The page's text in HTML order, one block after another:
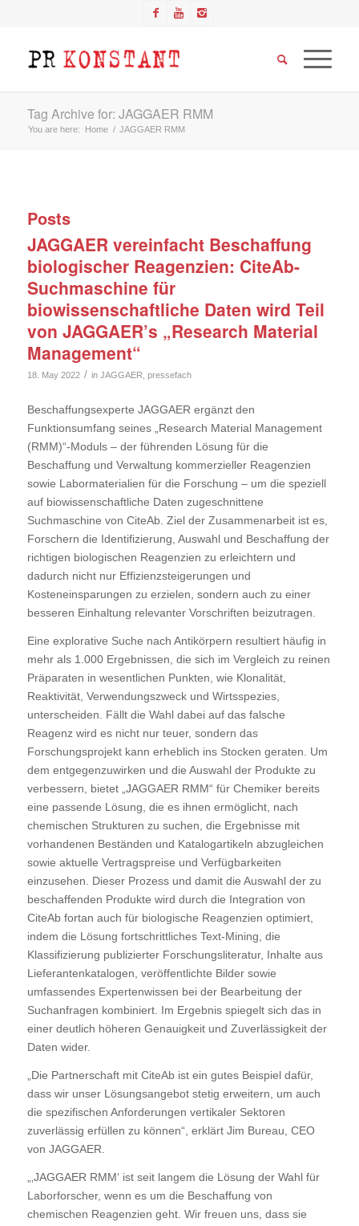
Tag Archive for: JAGGAER RMM
You are here: Home / JAGGAER RMM
Posts
JAGGAER vereinfacht Beschaffung
biologischer Reagenzien: CiteAb-
Suchmaschine für
biowissenschaftliche Daten wird Teil
von JAGGAER’s „Research Material
Management“
18. May 2022 / in JAGGAER pressefach
Beschaffungsexperte JAGGAER ergänzt den
Funktionsumfang seines „Research Material Management
(RMM)“-Moduls – der führenden Lösung für die
Beschaffung und Verwaltung kommerzieller Reagenzien
sowie Labormaterialien für die Forschung – um die speziell
auf biowissenschaftliche Daten zugeschnittene
Suchmaschine von CiteAb. Ziel der Zusammenarbeit ist es,
Forschern die Identifizierung, Auswahl und Beschaffung der
richtigen biologischen Reagenzien zu erleichtern und
dadurch nicht nur Effizienzsteigerungen und
Kosteneinsparungen zu erzielen, sondern auch zu einer
besseren Einhaltung relevanter Vorschriften beizutragen.
Eine explorative Suche nach Antikörpern resultiert häufig in
mehr als 1.000 Ergebnissen, die sich im Vergleich zu reinen
Präparaten in wesentlichen Punkten, wie Klonalität,
Reaktivität, Verwendungszweck und Wirtsspezies,
unterscheiden. Fällt die Wahl dabei auf das falsche
Reagenz wird es nicht nur teuer, sondern das
Forschungsprojekt kann erheblich ins Stocken geraten. Um
dem entgegenzuwirken und die Auswahl der Produkte zu
verbessern, bietet „JAGGAER RMM“ für Chemiker bereits
eine passende Lösung, die es ihnen ermöglicht, nach
chemischen Strukturen zu suchen, die Ergebnisse mit
vorhandenen Beständen und Katalogartikeln abzugleichen
sowie aktuelle Vertragspreise und Verfügbarkeiten
einzusehen. Dieser Prozess und damit die Auswahl der zu
beschaffenden Produkte wird durch die Integration von
CiteAb fortan auch für biologische Reagenzien optimiert,
indem die Lösung fortschrittliches Text-Mining, die
Klassifizierung publizierter Forschungsliteratur, Inhalte aus
Lieferantenkatalogen, veröffentlichte Bilder sowie
umfassendes Expertenwissen bei der Bearbeitung der
Suchanfragen kombiniert. Im Ergebnis spiegelt sich das in
einer deutlich höheren Genauigkeit und Zuverlässigkeit der
Daten wider.
„Die Partnerschaft mit CiteAb ist ein gutes Beispiel dafür,
dass wir unser Lösungsangebot stetig erweitern, um auch
die spezifischen Anforderungen vertikaler Sektoren
zuverlässig erfüllen zu können“, erklärt Jim Bureau, CEO
von JAGGAER.
„‚JAGGAER RMM‘ ist seit langem die Lösung der Wahl für
Laborforscher, wenn es um die Beschaffung von
chemischen Reagenzien geht. Wir freuen uns, dass sie